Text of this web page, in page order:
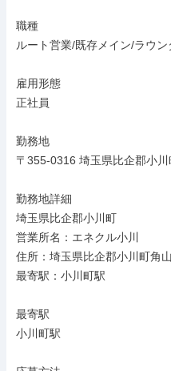
職種
ルート営業/既存メイン/ラウ
雇用形態
正社員
勤務地
〒355-0316 埼玉県比企郡小川
勤務地詳細
埼玉県比企郡小川町
営業所名：エネクル小川
住所：埼玉県比企郡小川町角
最寄駅：小川町駅
最寄駅
小川町駅